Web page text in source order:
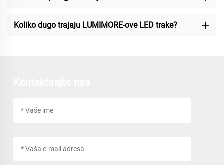
Koliko dugo trajaju LUMIMORE-ove LED trake?